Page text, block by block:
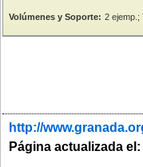
Volúmenes y Soporte: 2 ejemp.;
http://
Página actualizada el: